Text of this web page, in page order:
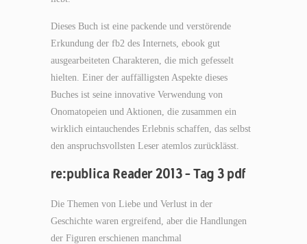
Dieses Buch ist eine packende und verstörende
Erkundung der fb2 des Internets, ebook gut
ausgearbeiteten Charakteren, die mich gefesselt
hielten. Einer der auffälligsten Aspekte dieses
Buches ist seine innovative Verwendung von
Onomatopeien und Aktionen, die zusammen ein
wirklich eintauchendes Erlebnis schaffen, das selbst
den anspruchsvollsten Leser atemlos zurücklässt.
re:publica Reader 2013 – Tag 3 pdf
Die Themen von Liebe und Verlust in der
Geschichte waren ergreifend, aber die Handlungen
der Figuren erschienen manchmal